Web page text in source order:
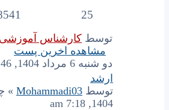
25
توسط کارشناس آموزشی
مشاهده اخرین پست
دو شنبه 6 مرداد 1404, 4:46 pm
ارشد
توسط Mohammadi03
1404, 7:18 am